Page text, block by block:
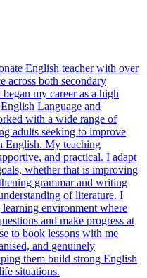
English teacher with over
across both secondary
my career as a high
Language and
with a wide range of
adults seeking to improve
English. My teaching
and practical. I adapt
whether that is improving
grammar and writing
of literature. I
learning environment where
and make progress at
to book lessons with me
and genuinely
them build strong English
situations.